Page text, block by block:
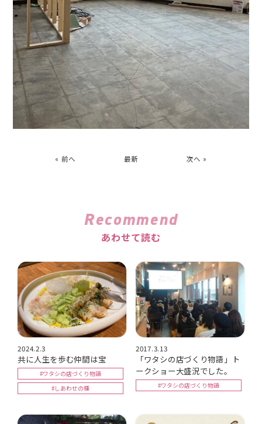
« 前へ 最新 次へ »
Recommend
あわせて読む
2024.2.3
共に人生を歩む仲間は宝
#ワタシの店づくり物語
#しあわせの種
2017.3.13
「ワタシの店づくり物語」ト
ークショー大盛況でした。
#ワタシの店づくり物語